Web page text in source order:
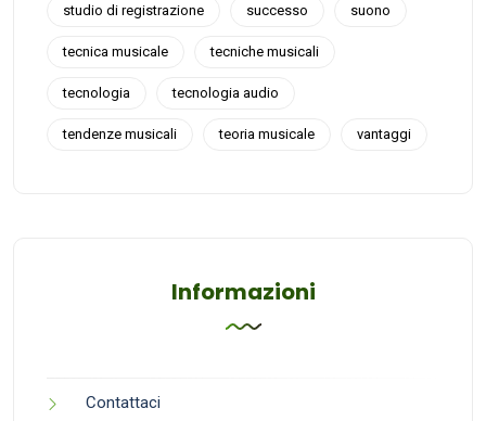
studio di registrazione successo suono
tecnica musicale tecniche musicali
tecnologia tecnologia audio
tendenze musicali teoria musicale vantaggi
Informazioni
Contattaci